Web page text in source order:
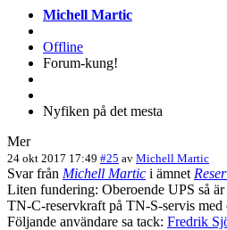
Michell Martic
Offline
Forum-kung!
Nyfiken på det mesta
Mer
24 okt 2017 17:49 #25 av Michell Martic
Svar från Michell Martic i ämnet
Liten fundering: Oberoende UPS så
TN-C-reservkraft på TN-S-servis med
Följande användare sa tack: Fredrik